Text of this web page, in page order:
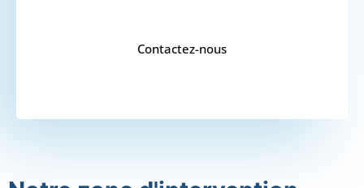
Contactez-nous